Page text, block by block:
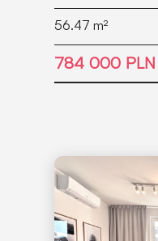
56.47 m²
784 000 PLN